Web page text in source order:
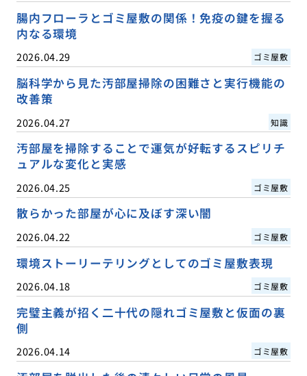
腸内フローラとゴミ屋敷の関係！免疫の鍵を握る
内なる環境
2026.04.29 ゴミ屋敷
脳科学から見た汚部屋掃除の困難さと実行機能の
改善策
2026.04.27 知識
汚部屋を掃除することで運気が好転するスピリチ
ュアルな変化と実感
2026.04.25 ゴミ屋敷
散らかった部屋が心に及ぼす深い闇
2026.04.22 ゴミ屋敷
環境ストーリーテリングとしてのゴミ屋敷表現
2026.04.18 ゴミ屋敷
完璧主義が招く二十代の隠れゴミ屋敷と仮面の裏
側
2026.04.14 ゴミ屋敷